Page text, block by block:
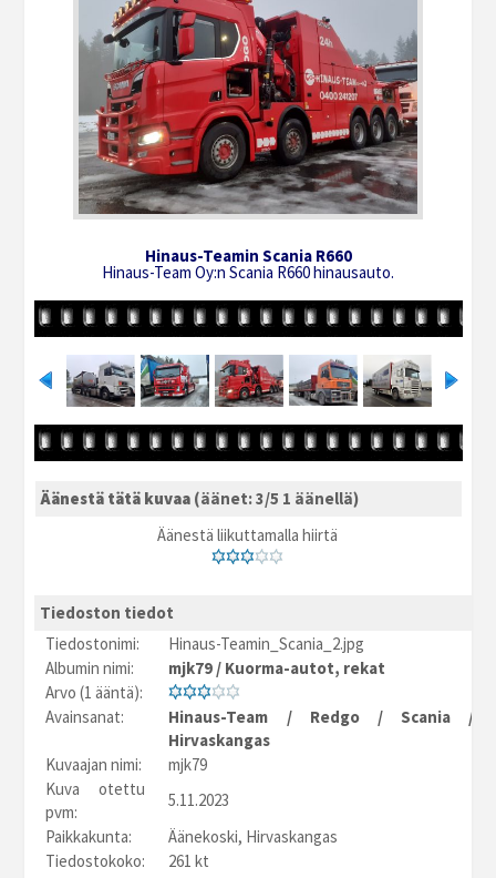
Hinaus-Teamin Scania R660
Hinaus-Team Oy:n Scania R660 hinausauto.
Äänestä tätä kuvaa (äänet: 3/5 1 äänellä)
Äänestä liikuttamalla hiirtä
Tiedoston tiedot
Tiedostonimi:
Hinaus-Teamin_Scania_2.jpg
Albumin nimi:
mjk79 / Kuorma-autot, rekat
Arvo (1 ääntä):
Avainsanat:
Hinaus-Team / Redgo/ Scania /
Hirvaskangas
Kuvaajan nimi:
mjk79
Kuva otettu
pvm:
5.11.2023
Paikkakunta:
Äänekoski, Hirvaskangas
Tiedostokoko:
261 kt